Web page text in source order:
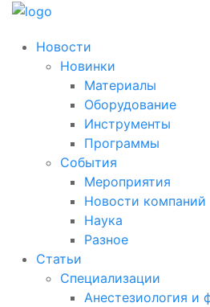
Новости
Новинки
Материалы
Оборудование
Инструменты
Программы
События
Мероприятия
Новости компаний
Наука
Разное
Статьи
Специализации
Анестезиология и